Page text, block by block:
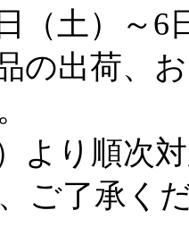
（土）～6
の出荷、
より順次
ご了承く